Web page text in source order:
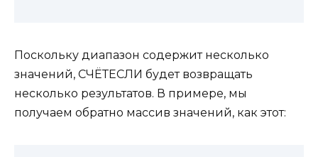
Поскольку диапазон содержит несколько
значений, СЧЁТЕСЛИ будет возвращать
несколько результатов. В примере, мы
получаем обратно массив значений, как этот: